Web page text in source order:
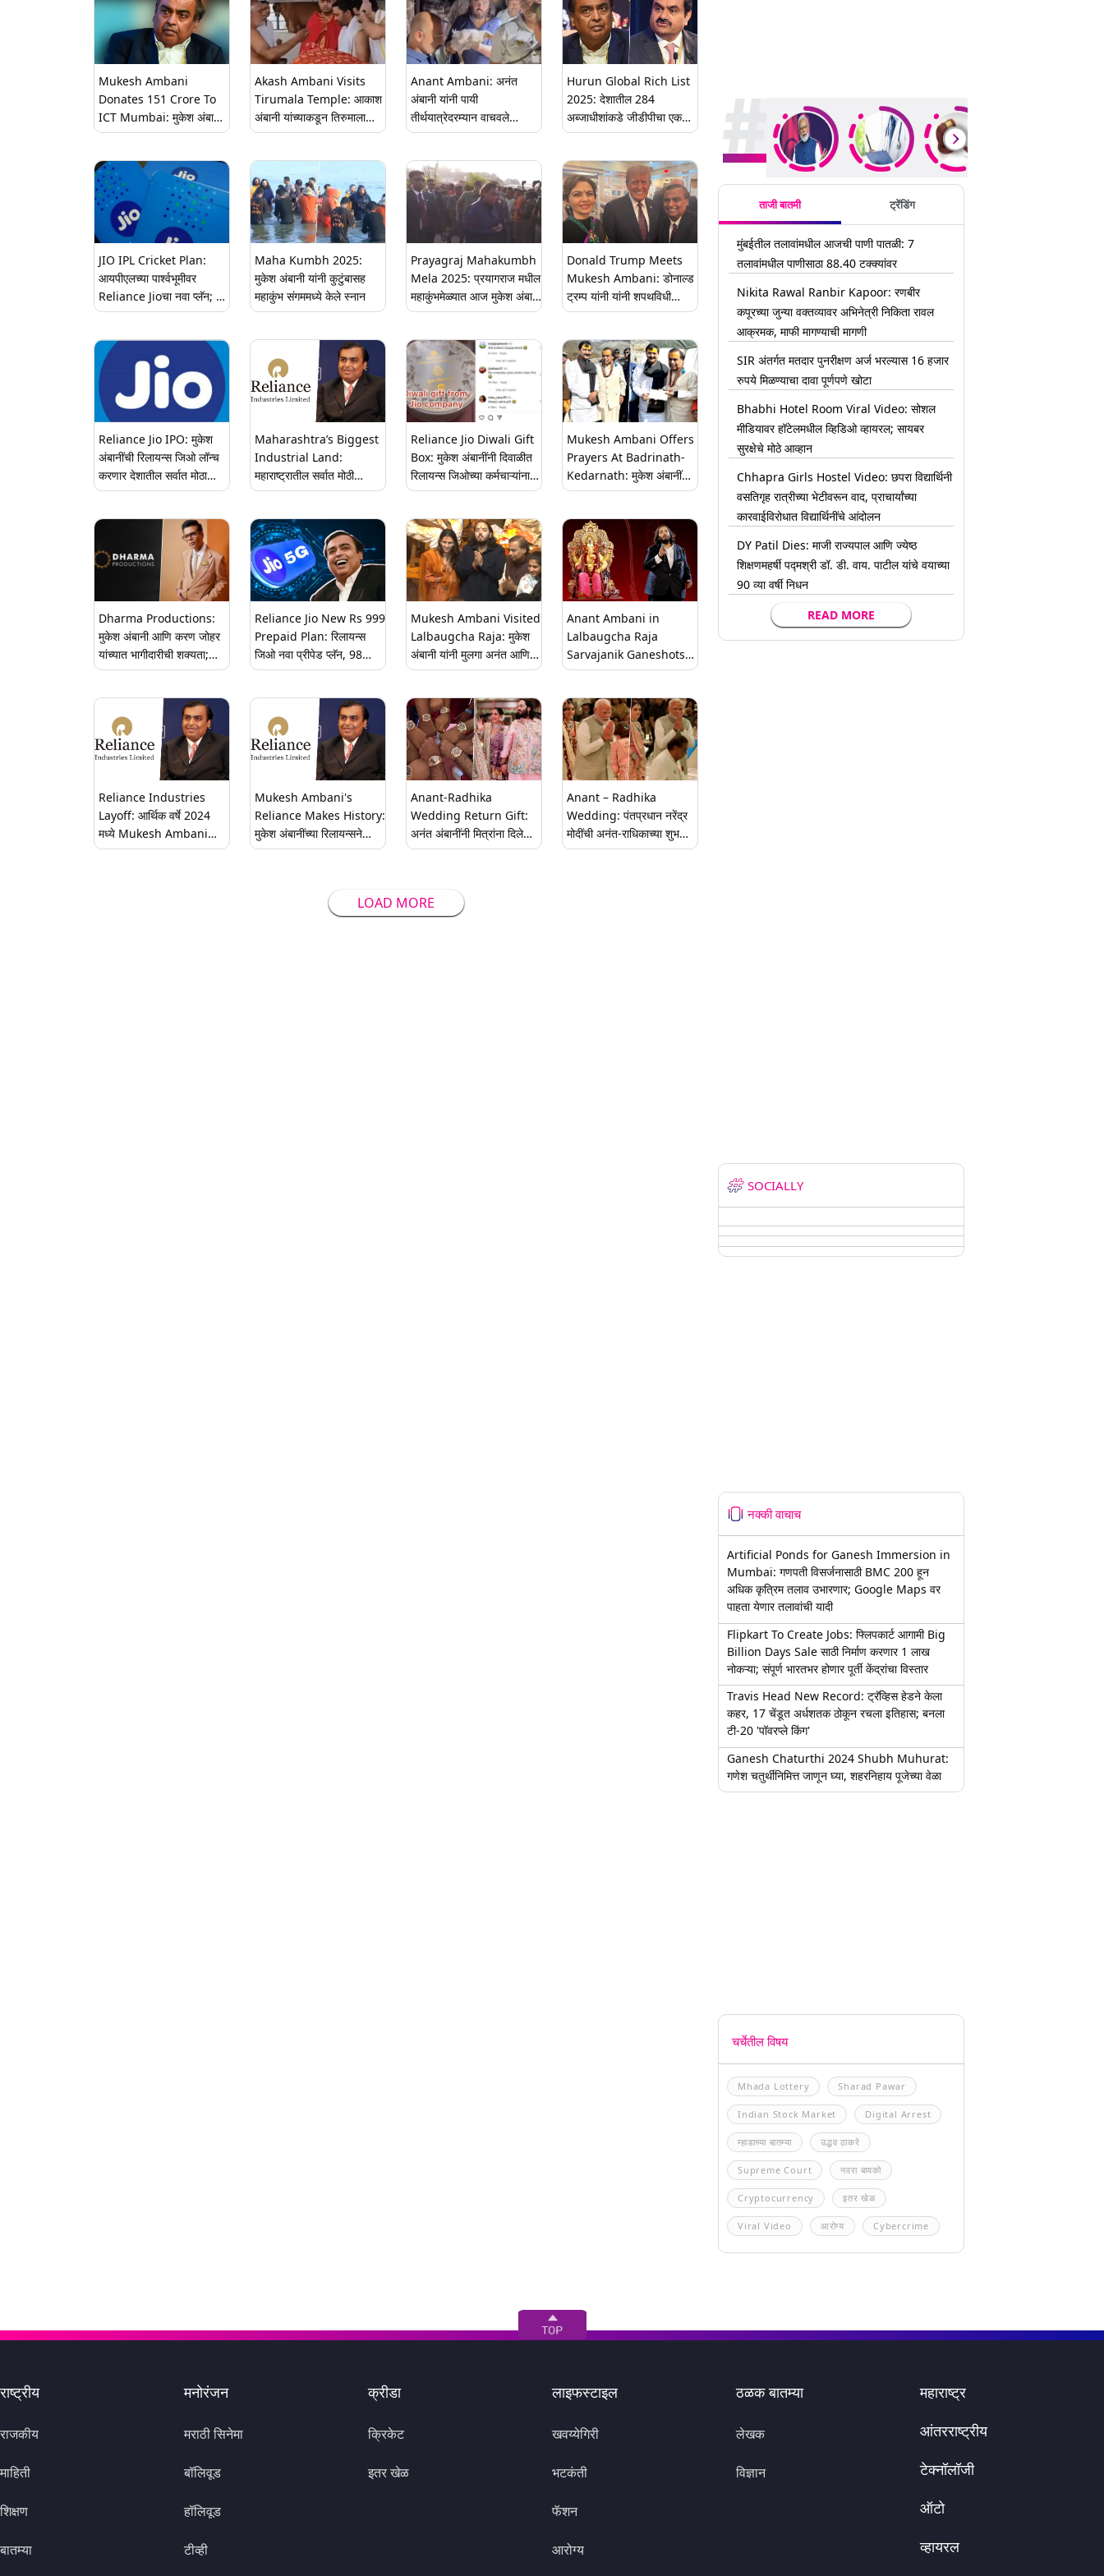
Mukesh Ambani
Donates 151 Crore To
ICT Mumbai: मुकेश अंबानी
यांच्याकडून मातृसंस्था 'आयसीटी
जाहीर; इथून प्राप्त केली होती
केमिकल इंजिनीअरिंगमध्ये पदवी
Akash Ambani Visits
Tirumala Temple: आकाश
अंबानी यांच्याकडून तिरुमाला
मंदिरात दर्शन, गोशाळेसही भेट
Anant Ambani: अनंत
अंबानी यांनी पायी
तीर्थयात्रेदरम्यान वाचवले
कोंबड्यांचे प्राण, वाचा सविस्तर
Hurun Global Rich List
2025: देशातील 284
अब्जाधीशांकडे जीडीपीचा एक
तृतीयांश हिस्सा; सरासरी संपत्ती
मागे
JIO IPL Cricket Plan:
आयपीएलच्या पार्श्वभूमीवर
Reliance Jioचा नवा प्लॅन; 90
दिवसांसाठी JioHotstar
Maha Kumbh 2025:
मुकेश अंबानी यांनी कुटुंबासह
महाकुंभ संगममध्ये केले स्नान
Prayagraj Mahakumbh
Mela 2025: प्रयागराज मधील
महाकुंभमेळ्यात आज मुकेश अंबानी
यांची सहकुटुंब हजेरी; त्रिवेणी
(Watch Video)
Donald Trump Meets
Mukesh Ambani: डोनाल्ड
ट्रम्प यांनी यांनी शपथविधी
समारंभापूर्वी घेतली मुकेश अंबानी
Reliance Jio IPO: मुकेश
अंबानींची रिलायन्स जिओ लॉन्च
करणार देशातील सर्वात मोठा
आयपीओ? $120 अब्ज पेक्षा
Maharashtra’s Biggest
Industrial Land:
महाराष्ट्रातील सर्वात मोठी
औद्योगिक जमीन Reliance
भावात विकली
Reliance Jio Diwali Gift
Box: मुकेश अंबानींनी दिवाळीत
रिलायन्स जिओच्या कर्मचाऱ्यांना
दिली 'ही' भेट; अनबॉक्सिंगचा
Mukesh Ambani Offers
Prayers At Badrinath-
Kedarnath: मुकेश अंबानींनी
घेतले बद्रीनाथ-केदारनाथचे
रुपये
Dharma Productions:
मुकेश अंबानी आणि करण जोहर
यांच्यात भागीदारीची शक्यता;
Reliance Industries
प्रोडक्शनमध्ये हिस्सा
Reliance Jio New Rs 999
Prepaid Plan: रिलायन्स
जिओ नवा प्रीपेड प्लॅन, 98
दिवसांची वैधता आणि अमर्यादित
दूरसंचार कंपन्यांना धक्का
Mukesh Ambani Visited
Lalbaugcha Raja: मुकेश
अंबानी यांनी मुलगा अनंत आणि
सुना राधिका मर्चंट व श्लोका
राजाचे दर्शन, पहा व्हिडिओ
(Watch)
Anant Ambani in
Lalbaugcha Raja
Sarvajanik Ganeshotsav
Mandal: अनंत अंबानी
सदस्य
Reliance Industries
Layoff: आर्थिक वर्षे 2024
मध्ये Mukesh Ambani
यांच्या रिलायन्स इंडस्ट्रीजने
Mukesh Ambani's
Reliance Makes History:
मुकेश अंबानींच्या रिलायन्सने
रचला इतिहास; फॉर्च्यून ग्लोबल
Anant-Radhika
Wedding Return Gift:
अनंत अंबानींनी मित्रांना दिले
करोडो रुपयांचे रिटर्न गिफ्ट;
Anant – Radhika
Wedding: पंतप्रधान नरेंद्र
मोदींची अनंत-राधिकाच्या शुभ
आशीर्वाद कार्यक्रमात हजेरी;
LOAD MORE
ताजी बातमी ट्रेंडिंग
मुंबईतील तलावांमधील आजची पाणी पातळी: 7
तलावांमधील पाणीसाठा 88.40 टक्क्यांवर
Nikita Rawal Ranbir Kapoor: रणबीर
कपूरच्या जुन्या वक्तव्यावर अभिनेत्री निकिता रावल
आक्रमक, माफी मागण्याची मागणी
SIR अंतर्गत मतदार पुनरीक्षण अर्ज भरल्यास 16 हजार
रुपये मिळण्याचा दावा पूर्णपणे खोटा
Bhabhi Hotel Room Viral Video: सोशल
मीडियावर हॉटेलमधील व्हिडिओ व्हायरल; सायबर
सुरक्षेचे मोठे आव्हान
Chhapra Girls Hostel Video: छपरा विद्यार्थिनी
वसतिगृह रात्रीच्या भेटीवरून वाद, प्राचार्यांच्या
कारवाईविरोधात विद्यार्थिनींचे आंदोलन
DY Patil Dies: माजी राज्यपाल आणि ज्येष्ठ
शिक्षणमहर्षी पद्मश्री डॉ. डी. वाय. पाटील यांचे वयाच्या
90 व्या वर्षी निधन
READ MORE
SOCIALLY
नक्की वाचाच
Artificial Ponds for Ganesh Immersion in
Mumbai: गणपती विसर्जनासाठी BMC 200 हून
अधिक कृत्रिम तलाव उभारणार; Google Maps वर
पाहता येणार तलावांची यादी
Flipkart To Create Jobs: फ्लिपकार्ट आगामी Big
Billion Days Sale साठी निर्माण करणार 1 लाख
नोकऱ्या; संपूर्ण भारतभर होणार पूर्ती केंद्रांचा विस्तार
Travis Head New Record: ट्रॅव्हिस हेडने केला
कहर, 17 चेंडूत अर्धशतक ठोकून रचला इतिहास; बनला
टी-20 'पॉवरप्ले किंग'
Ganesh Chaturthi 2024 Shubh Muhurat:
गणेश चतुर्थीनिमित्त जाणून घ्या, शहरनिहाय पूजेच्या वेळा
चर्चेतील विषय
Mhada Lottery Sharad Pawar
Indian Stock Market Digital Arrest
म्हाडाच्या बातम्या उद्धव ठाकरे
Supreme Court नवरा बायको
Cryptocurrency इतर खेळ
Viral Video आरोग्य Cybercrime
राष्ट्रीय
राजकीय
माहिती
शिक्षण
बातम्या
मनोरंजन
मराठी सिनेमा
बॉलिवूड
हॉलिवूड
टीव्ही
क्रीडा
क्रिकेट
इतर खेळ
लाइफस्टाइल
खवय्येगिरी
भटकंती
फॅशन
आरोग्य
ठळक बातम्या
लेखक
विज्ञान
महाराष्ट्र
आंतरराष्ट्रीय
टेक्नॉलॉजी
ऑटो
व्हायरल